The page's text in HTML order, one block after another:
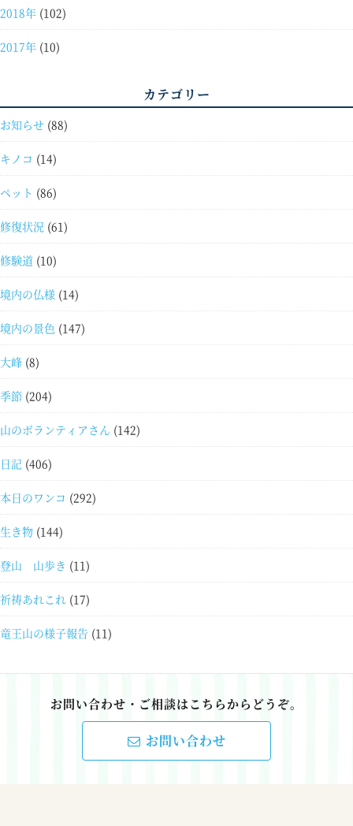
2018年 (102)
2017年 (10)
カテゴリー
お知らせ (88)
キノコ (14)
ペット (86)
修復状況 (61)
修験道 (10)
境内の仏様 (14)
境内の景色 (147)
大峰 (8)
季節 (204)
山のボランティアさん (142)
日記 (406)
本日のワンコ (292)
生き物 (144)
登山 山歩き (11)
祈祷あれこれ (17)
竜王山の様子報告 (11)
お問い合わせ・ご相談はこちらからどうぞ。
お問い合わせ